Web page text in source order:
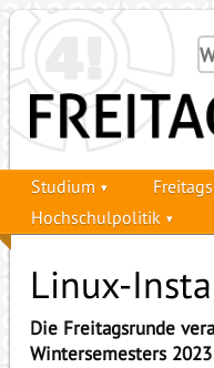
Studium
Hochschulpolitik
Linux-
Die Freitagsrunde
Wintersemesters